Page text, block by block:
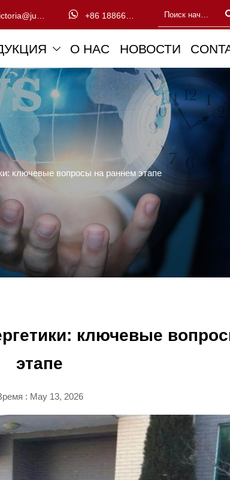

 О НАС НОВОСТИ
ключевые вопросы на раннем этапе
ключевые
этапе
: May 13, 2026